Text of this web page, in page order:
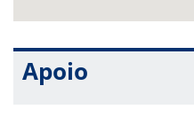
Apoio